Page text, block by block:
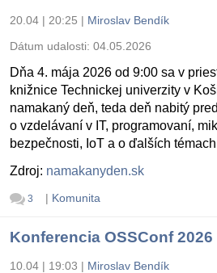
20.04 | 20:25 | Miroslav Bendík
Dátum udalosti: 04.05.2026
Dňa 4. mája 2026 od 9:00 sa v
knižnice Technickej univerzity v
namakaný deň, teda deň nabitý
o vzdelávaní v IT, programovaní,
bezpečnosti, IoT a o ďalších
Zdroj: namakanyden.sk
3 | Komunita
Konferencia OSSConf 2026
10.04 | 19:03 | Miroslav Bendík